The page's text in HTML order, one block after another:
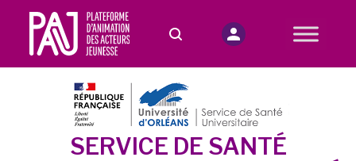
SERVICE DE SANTÉ